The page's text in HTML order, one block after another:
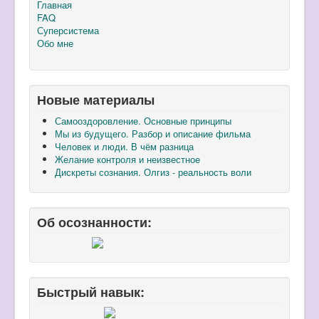
Главная
FAQ
Суперсистема
Обо мне
Новые материалы
Самооздоровление. Основные принципы
Мы из будущего. Разбор и описание фильма
Человек и люди. В чём разница
Желание контроля и неизвестное
Дискреты сознания. Олгиз - реальность воли
Об осознанности:
Быстрый навык: